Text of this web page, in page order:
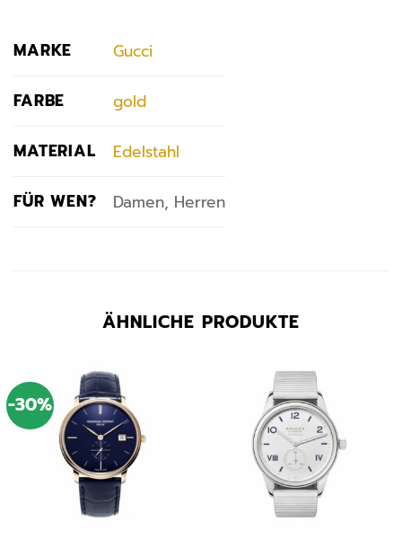
MARKE Gucci
FARBE gold
MATERIAL Edelstahl
FÜR WEN? Damen, Herren
ÄHNLICHE PRODUKTE
-30%